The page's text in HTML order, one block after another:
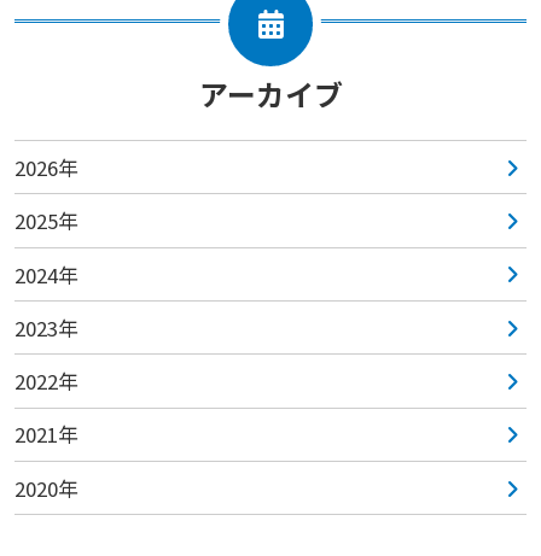
アーカイブ
2026年
2025年
2024年
2023年
2022年
2021年
2020年